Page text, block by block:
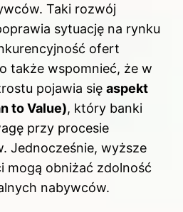
Taki rozwój
sytuację na rynku
ofert
także wspomnieć, że w
pojawia się aspekt
to Value), który banki
przy procesie
Jednocześnie, wyższe
mogą obniżać zdolność
nabywców.